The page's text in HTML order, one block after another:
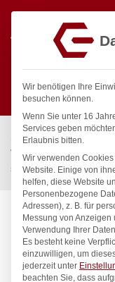
Start /
Wassertechnik
Wellnes
spa Kneipp’sche
Wir benötigen Ihre
besuchen können.
Wenn Sie unter 16
Services geben
Erlaubnis bitten.
Wir verwenden
Website. Einige von
helfen, diese Website
Personenbezogene
Adressen), z. B. für
Messung von Anzeigen
Verwendung Ihrer
Es besteht keine
einzuwilligen, um
jederzeit unter
beachten Sie, dass